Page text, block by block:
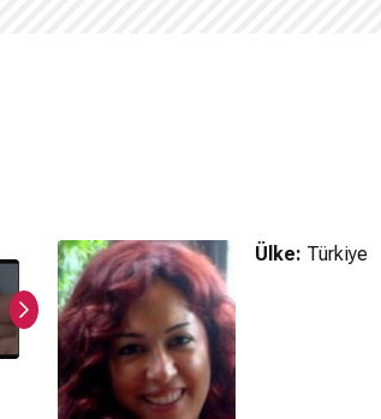
Alacakaranlık
Efsanesi: Tutulma
Ülke: Türkiye